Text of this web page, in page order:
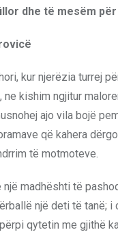
dhe të mesëm për
kur njerëzia turrej
kishim ngjitur
ajo vila bojë
që kahera
të motmoteve.
madhështi të
një deti të tanë; i
qytetin me gjithë